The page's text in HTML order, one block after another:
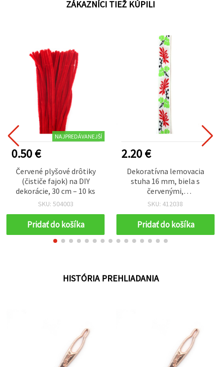
ZÁKAZNÍCI TIEŽ KÚPILI
NAJPREDÁVANEJŠÍ
0.50 €
Červené plyšové drôtiky
(čističe fajok) na DIY
dekorácie, 30 cm – 10 ks
SKU: 504003
Pridať do košíka
2.20 €
Dekoratívna lemovacia
stuha 16 mm, biela s
červenými,
svetlozelenými a čiernymi
SKU: 412038
Pridať do košíka
HISTÓRIA PREHLIADANIA